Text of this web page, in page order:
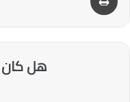
هل كان